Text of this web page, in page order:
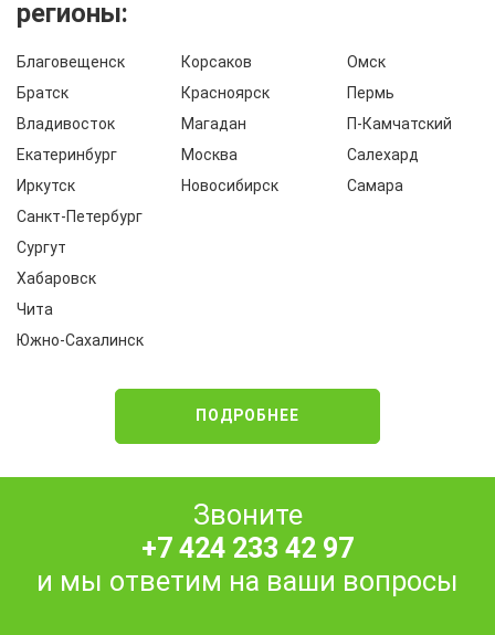
регионы:
Благовещенск
Братск
Владивосток
Екатеринбург
Иркутск
Корсаков
Красноярск
Магадан
Москва
Новосибирск
Омск
Пермь
П-Камчатский
Салехард
Самара
Санкт-Петербург
Сургут
Хабаровск
Чита
Южно-Сахалинск
ПОДРОБНЕЕ
Звоните
+7 424 233 42 97
и мы ответим на ваши вопросы